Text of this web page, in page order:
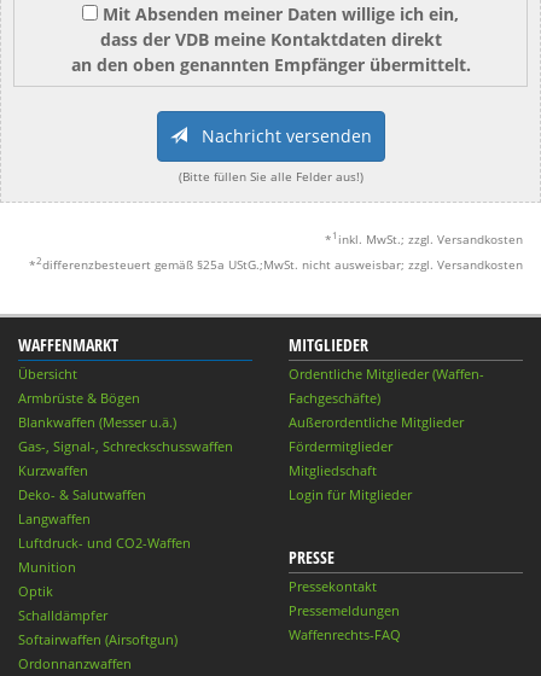
Mit Absenden meiner Daten willige ich ein,
dass der VDB meine Kontaktdaten direkt
an den oben genannten Empfänger übermittelt.
Nachricht versenden
(Bitte füllen Sie alle Felder aus!)
* 1 inkl. MwSt.; zzgl. Versandkosten
*2differenzbesteuert gemäß §25a UStG.;MwSt. nicht ausweisbar; zzgl. Versandkosten
WAFFENMARKT
Übersicht
Armbrüste & Bögen
Blankwaffen (Messer u.ä.)
Gas-, Signal-, Schreckschusswaffen
Kurzwaffen
Deko- & Salutwaffen
Langwaffen
Luftdruck- und CO2-Waffen
Munition
Optik
Schalldämpfer
Softairwaffen (Airsoftgun)
Ordonnanzwaffen
MITGLIEDER
Ordentliche Mitglieder (Waffen-
Fachgeschäfte)
Außerordentliche Mitglieder
Fördermitglieder
Mitgliedschaft
Login für Mitglieder
PRESSE
Pressekontakt
Pressemeldungen
Waffenrechts-FAQ